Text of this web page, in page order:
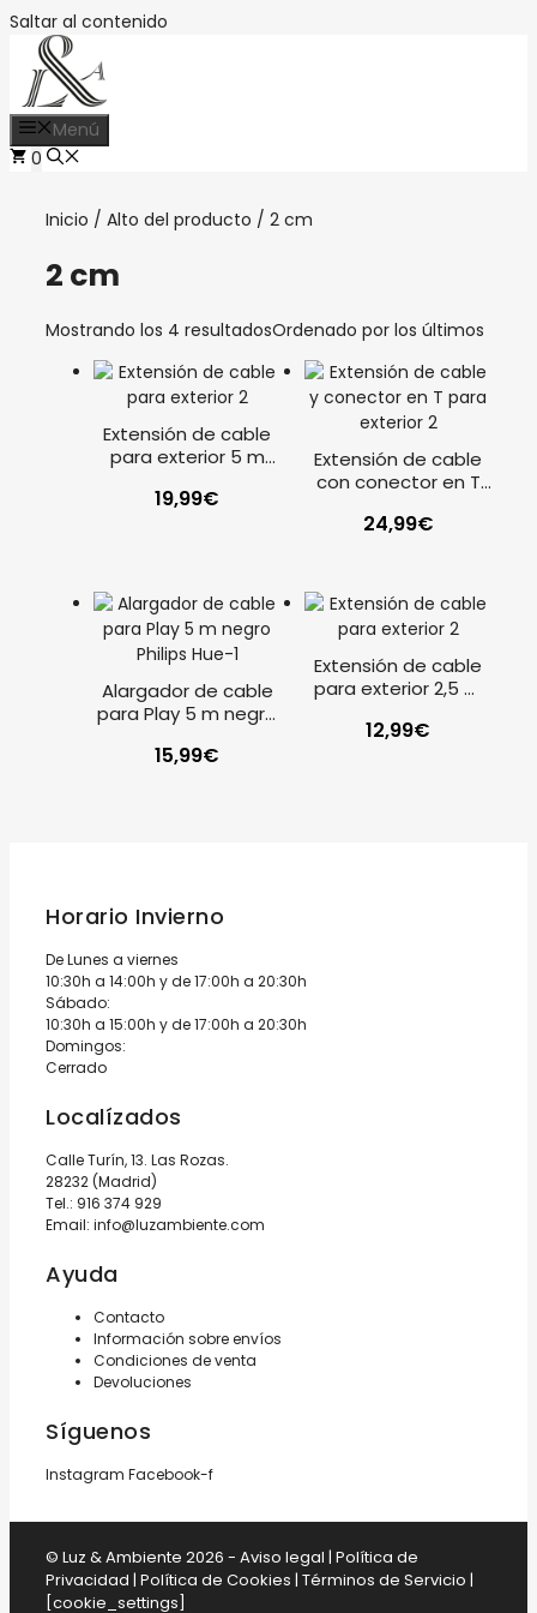
Saltar al contenido
Menú
0
Inicio / Alto del producto / 2 cm
2 cm
Mostrando los 4 resultadosOrdenado por los últimos
Extensión de cable
para exterior 5 m
19,99€
Extensión de cable
con conector en T
negro Philips Hue
24,99€
Alargador de cable
para Play 5 m negro
15,99€
Extensión de cable
para exterior 2,5 m
12,99€
Horario Invierno
De Lunes a viernes
10:30h a 14:00h y de 17:00h a 20:30h
Sábado:
10:30h a 15:00h y de 17:00h a 20:30h
Domingos:
Cerrado
Localízados
Calle Turín, 13. Las Rozas.
28232 (Madrid)
Tel.: 916 374 929
Email: info@luzambiente.com
Ayuda
Contacto
Información sobre envíos
Condiciones de venta
Devoluciones
Síguenos
Instagram Facebook-f
© Luz & Ambiente 2026 - Aviso legal | Política de
Privacidad | Política de Cookies | Términos de Servicio |
[cookie_settings]